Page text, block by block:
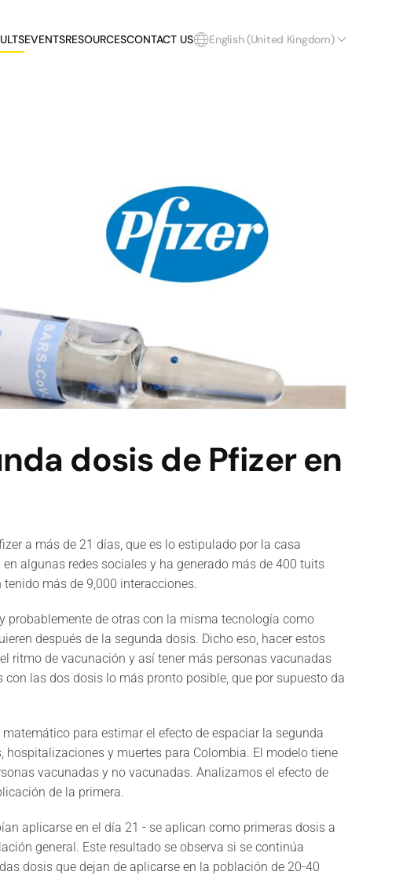
EVENTSRESOURCESCONTACT US English (United Kingdom)
dosis de Pfizer en
a más de 21 días, que es lo estipulado por la casa
algunas redes sociales y ha generado más de 400 tuits
más de 9,000 interacciones.
probablemente de otras con la misma tecnología como
después de la segunda dosis. Dicho eso, hacer estos
ritmo de vacunación y así tener más personas vacunadas
las dos dosis lo más pronto posible, que por supuesto da
para estimar el efecto de espaciar la segunda
hospitalizaciones y muertes para Colombia. El modelo tiene
vacunadas y no vacunadas. Analizamos el efecto de
de la primera.
aplicarse en el día 21 - se aplican como primeras dosis a
general. Este resultado se observa si se continúa
dosis que dejan de aplicarse en la población de 20-40